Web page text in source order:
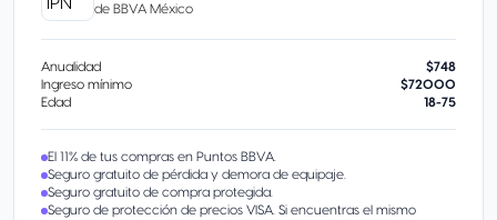
de BBVA México
Anualidad
$748
Ingreso mínimo
$72000
Edad
18-75
El 11% de tus compras en Puntos BBVA.
Seguro gratuito de pérdida y demora de equipaje.
Seguro gratuito de compra protegida.
Seguro de protección de precios VISA. Si encuentras el mismo